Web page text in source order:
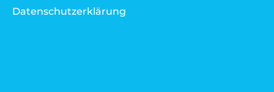
Datenschutzerklärung